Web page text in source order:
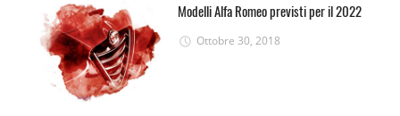
Modelli Alfa Romeo previsti per il 2022
Ottobre 30, 2018